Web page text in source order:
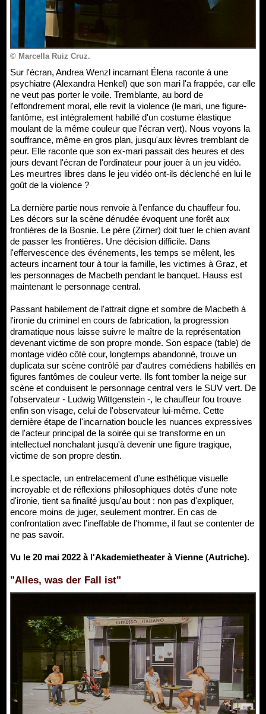
© Marcella Ruiz Cruz.
Sur l'écran, Andrea Wenzl incarnant Élena raconte à une
psychiatre (Alexandra Henkel) que son mari l'a frappée, car elle
ne veut pas porter le voile. Tremblante, au bord de
l'effondrement moral, elle revit la violence (le mari, une figure-
fantôme, est intégralement habillé d'un costume élastique
moulant de la même couleur que l'écran vert). Nous voyons la
souffrance, même en gros plan, jusqu'aux lèvres tremblant de
peur. Elle raconte que son ex-mari passait des heures et des
jours devant l'écran de l'ordinateur pour jouer à un jeu vidéo.
Les meurtres libres dans le jeu vidéo ont-ils déclenché en lui le
goût de la violence ?
La dernière partie nous renvoie à l'enfance du chauffeur fou.
Les décors sur la scène dénudée évoquent une forêt aux
frontières de la Bosnie. Le père (Zirner) doit tuer le chien avant
de passer les frontières. Une décision difficile. Dans
l'effervescence des événements, les temps se mêlent, les
acteurs incarnent tour à tour la famille, les victimes à Graz, et
les personnages de Macbeth pendant le banquet. Hauss est
maintenant le personnage central.
Passant habilement de l'attrait digne et sombre de Macbeth à
l'ironie du criminel en cours de fabrication, la progression
dramatique nous laisse suivre le maître de la représentation
devenant victime de son propre monde. Son espace (table) de
montage vidéo côté cour, longtemps abandonné, trouve un
duplicata sur scène contrôlé par d'autres comédiens habillés en
figures fantômes de couleur verte. Ils font tomber la neige sur
scène et conduisent le personnage central vers le SUV vert. De
l'observateur - Ludwig Wittgenstein -, le chauffeur fou trouve
enfin son visage, celui de l'observateur lui-même. Cette
dernière étape de l'incarnation boucle les nuances expressives
de l'acteur principal de la soirée qui se transforme en un
intellectuel nonchalant jusqu'à devenir une figure tragique,
victime de son propre destin.
Le spectacle, un entrelacement d'une esthétique visuelle
incroyable et de réflexions philosophiques dotés d'une note
d'ironie, tient sa finalité jusqu'au bout : non pas d'expliquer,
encore moins de juger, seulement montrer. En cas de
confrontation avec l'ineffable de l'homme, il faut se contenter de
ne pas savoir.
Vu le 20 mai 2022 à l'Akademietheater à Vienne (Autriche).
"Alles, was der Fall ist"